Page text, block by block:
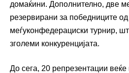
домаќини. Дополнително, две
резервирани за победниците
меѓуконфедерациски турнир,
зголеми конкуренцијата.
До сега, 20 репрезентации веќе